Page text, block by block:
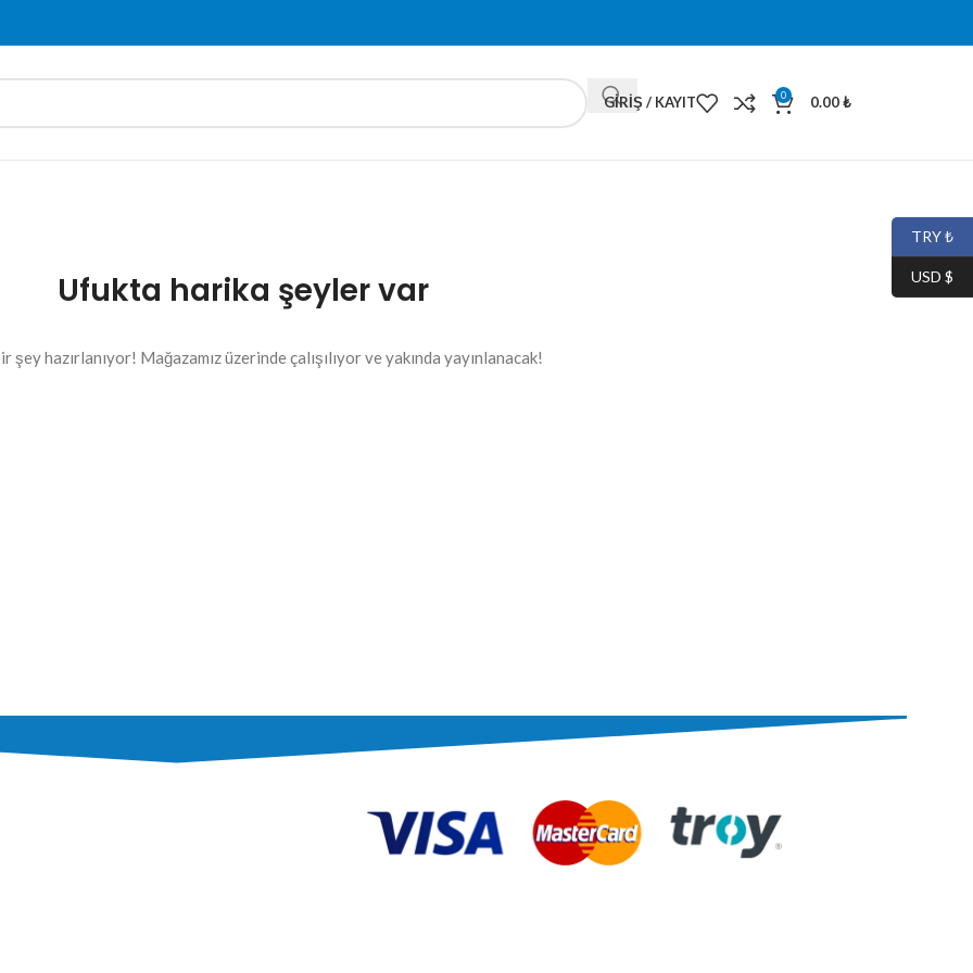
GIRIŞ / KAYIT 0 0.00₺
Ufukta harika şeyler var
şey hazırlanıyor! Mağazamız üzerinde çalışılıyor ve yakında yayınlanacak!
TRY ₺
USD $